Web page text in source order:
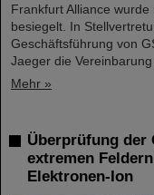
Frankfurt Alliance
besiegelt. In
Geschäftsführung von
Jaeger die Vereinbarung
Mehr »
Überprüfung der
extremen
Elektronen-Ion